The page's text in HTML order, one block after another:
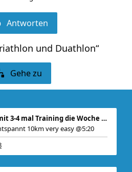
Antworten
und Duathlon“
Gehe zu
Re: Sub 3:20h mit 3-4 mal Training die Woche machb
10km very easy @5:20